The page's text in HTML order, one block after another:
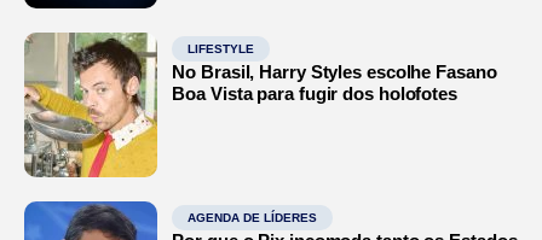
LIFESTYLE
No Brasil, Harry Styles escolhe Fasano
Boa Vista para fugir dos holofotes
AGENDA DE LÍDERES